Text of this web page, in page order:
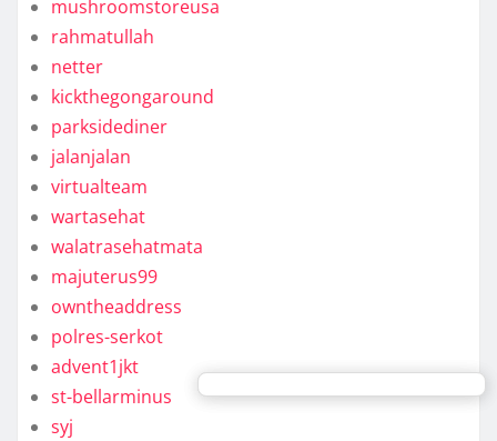
mushroomstoreusa
rahmatullah
netter
kickthegongaround
parksidediner
jalanjalan
virtualteam
wartasehat
walatrasehatmata
majuterus99
owntheaddress
polres-serkot
advent1jkt
st-bellarminus
syj